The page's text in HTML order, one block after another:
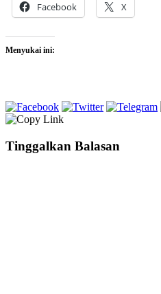
Facebook X
Menyukai ini:
Tinggalkan Balasan